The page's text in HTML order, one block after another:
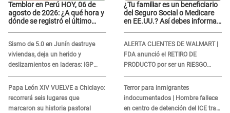
Temblor en Perú HOY, 06 de
agosto de 2026: ¿A qué hora y
dónde se registró el último
Sismo de 5.0 en Junín destruye
viviendas, deja un herido y
deslizamientos en laderas: IGP
alerta sobre posibles réplicas
Papa León XIV VUELVE a Chiclayo:
recorrerá seis lugares que
marcaron su historia pastoral
¿Tu familiar es un beneficiario
del Seguro Social o Medicare
en EE.UU.? Así debes informar
ALERTA CLIENTES DE WALMART |
FDA anunció el RETIRO DE
PRODUCTO por ser un RIESGO
MORTAL para consumidores: ¿Cuál
es?
Terror para inmigrantes
indocumentados | Hombre fallece
en centro de detención del ICE tras